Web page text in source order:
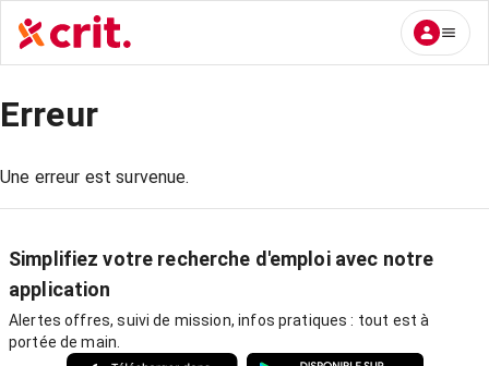
Erreur
Une erreur est survenue.
Simplifiez votre recherche d'emploi avec notre
application
Alertes offres, suivi de mission, infos pratiques : tout est à
portée de main.